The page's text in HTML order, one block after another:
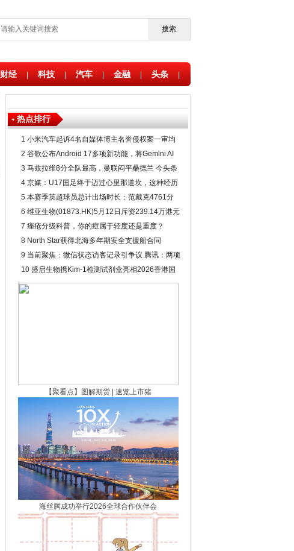
搜索
财经 科技 汽车 金融 头条
热点排行
1 小米汽车起诉4名自媒体博主名誉侵权案一审均
胜诉
2 谷歌公布Android 17多项新功能，将Gemini AI
延伸至笔电
3 马兹拉维8分全队最高，曼联闷平桑德兰 今头条
4 京媒：U17国足终于迈过心里那道坎，这种经历
会成为宝贵财富
5 本赛季英超球员总计出场时长：范戴克4761分
钟列第1，拉亚第5_快讯
6 维亚生物(01873.HK)5月12日斥资239.14万港元
回购152.7万股 当前资讯
7 痤疮分级科普，你的痘属于轻度还是重度？
8 North Star获得北海多年期安全支援船合同
9 当前聚焦：微信状态访客记录引争议 腾讯：两项
功能永不开发｜大象夜读
10 盛启生物携Kim-1检测试剂盒亮相2026香港国
际医疗及保健展 以创新科技赋能肾脏早筛全球化
【聚看点】图解期货 | 速览上市猪
海丝腾成功举行2026全球合作伙伴会